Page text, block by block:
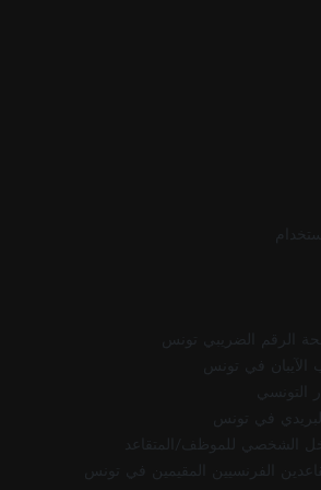
الرقم الضريبي تونس
في تونس
التونسي
في تونس
الشخصي للموظف/المتقاعد
الفرنسيين المقيمين في تونس